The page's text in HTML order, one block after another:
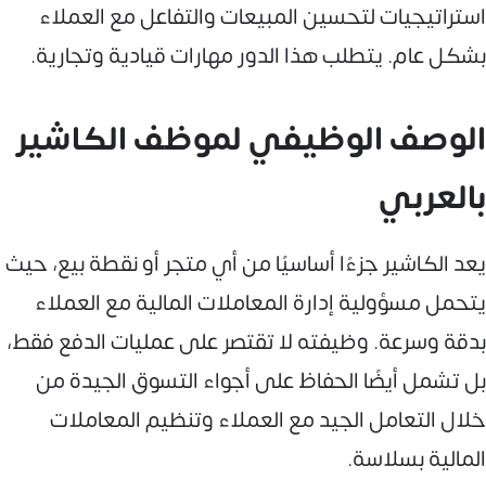
استراتيجيات لتحسين المبيعات والتفاعل مع العملاء
بشكل عام. يتطلب هذا الدور مهارات قيادية وتجارية.
الوصف الوظيفي لموظف الكاشير
بالعربي
يعد الكاشير جزءًا أساسيًا من أي متجر أو نقطة بيع، حيث
يتحمل مسؤولية إدارة المعاملات المالية مع العملاء
بدقة وسرعة. وظيفته لا تقتصر على عمليات الدفع فقط،
بل تشمل أيضًا الحفاظ على أجواء التسوق الجيدة من
خلال التعامل الجيد مع العملاء وتنظيم المعاملات
المالية بسلاسة.